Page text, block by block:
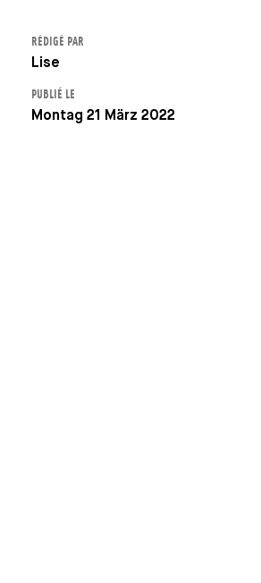
RÉDIGÉ PAR
Auteur
Lise
PUBLIÉ LE
Montag 21 März 2022